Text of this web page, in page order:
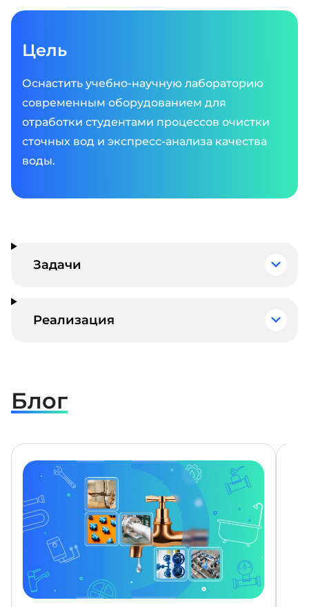
Цель
Оснастить учебно-научную лабораторию
современным оборудованием для
отработки студентами процессов очистки
сточных вод и экспресс-анализа качества
воды.
Задачи
Реализация
Блог